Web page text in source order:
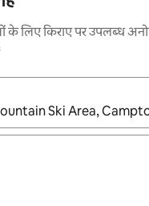
के लिए किराए पर उपलब्ध
होने पर, अप और डाउन 'ऐरो की'